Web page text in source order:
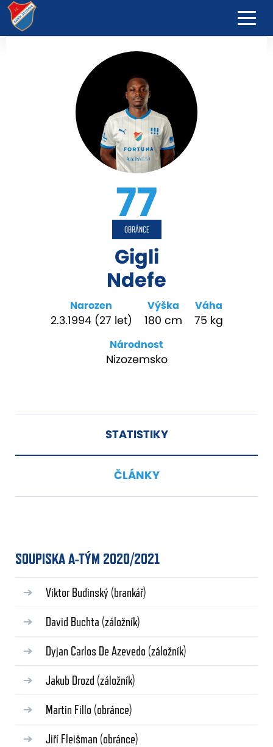
77
OBRÁNCE
Gigli
Ndefe
Narozen
2.3.1994 (27 let)
Výška
180 cm
Váha
75 kg
Národnost
Nizozemsko
STATISTIKY
ČLÁNKY
SOUPISKA A-TÝM 2020/2021
Viktor Budinský (brankář)
David Buchta (záložník)
Dyjan Carlos De Azevedo (záložník)
Jakub Drozd (záložník)
Martin Fillo (obránce)
Jiří Fleišman (obránce)